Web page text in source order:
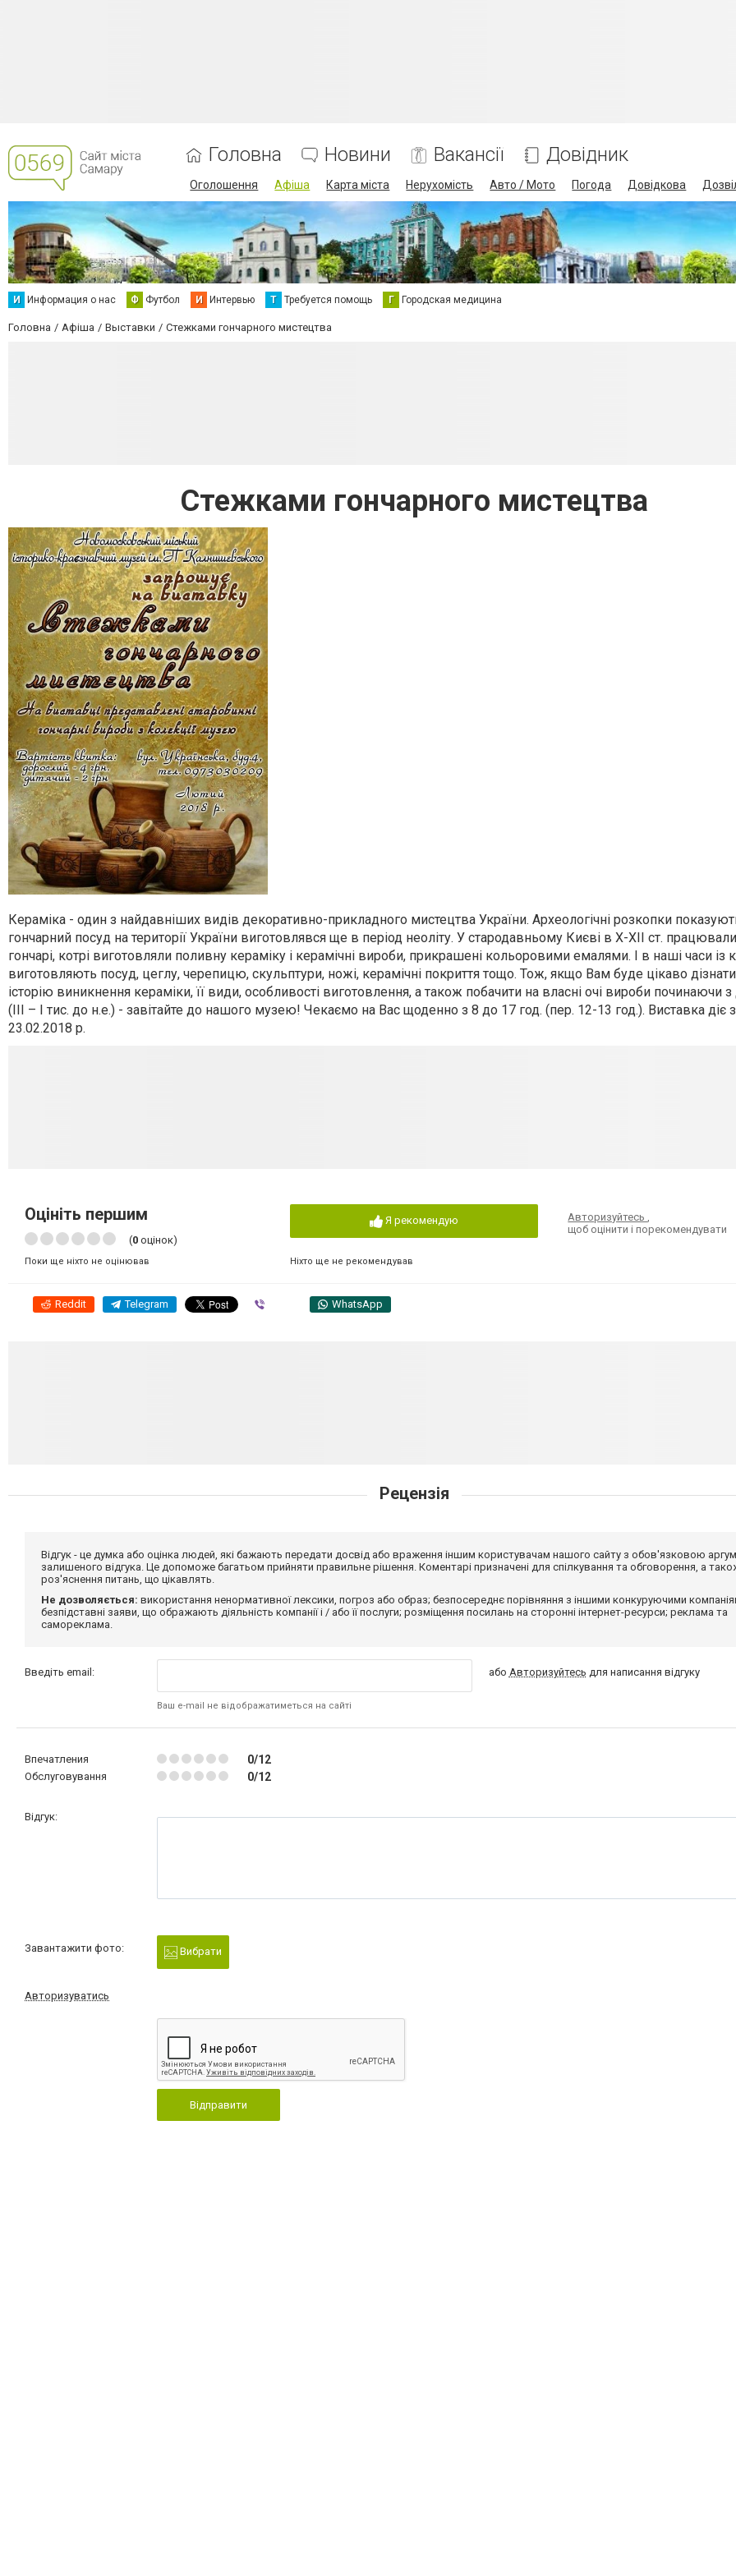
Головна Новини Вакансії Довідник
Оголошення Афіша Карта міста Нерухомість Авто / Мото Погода Довідкова
И Информация о нас Ф Футбол И Интервью Т Требуется помощь Г Городская медицина
Головна Афіша Выставки Стежками гончарного мистецтва
Стежками гончарного мистецтва
Кераміка - один з найдавніших видів декоративно-прикладного мистецтва України. Археологічні розкопки
гончарний посуд на території України виготовлявся ще в період неоліту. У стародавньому Києві в Х-ХІІ ст.
гончарі, котрі виготовляли поливну кераміку і керамічні вироби, прикрашені кольоровими емалями. І в наші часи із
виготовляють посуд, цеглу, черепицю, скульптури, ножі, керамічні покриття тощо. Тож, якщо Вам буде цікаво
історію виникнення кераміки, її види, особливості виготовлення, а також побачити на власні очі вироби починаючи
(ІІІ – І тис. до н.е.) - завітайте до нашого музею! Чекаємо на Вас щоденно з 8 до 17 год. (пер. 12-13 год.). Виставка діє
23.02.2018 р.
Оцініть першим
(0 оцінок)
Поки ще ніхто не оцінював
Я рекомендую
Ніхто ще не рекомендував
Авторизуйтесь,
щоб оцінити і порекомендувати
Reddit Telegram WhatsApp
Рецензія
Відгук - це думка або оцінка людей, які бажають передати досвід або враження іншим користувачам нашого сайту з обов'язковою
залишеного відгука. Це допоможе багатьом прийняти правильне рішення. Коментарі призначені для спілкування та обговорення, а
роз'яснення питань, що цікавлять.
Не дозволяється: використання ненормативної лексики, погроз або образ; безпосереднє порівняння з іншими конкуруючими
безпідставні заяви, що ображають діяльність компанії і / або її послуги; розміщення посилань на сторонні інтернет-ресурси; реклама та
самореклама.
Введіть email:
Ваш e-mail не відображатиметься на сайті
або Авторизуйтесь для написання відгуку
Впечатления 0/12
Обслуговування 0/12
Відгук:
Завантажити фото: Вибрати
Авторизуватись
Відправити